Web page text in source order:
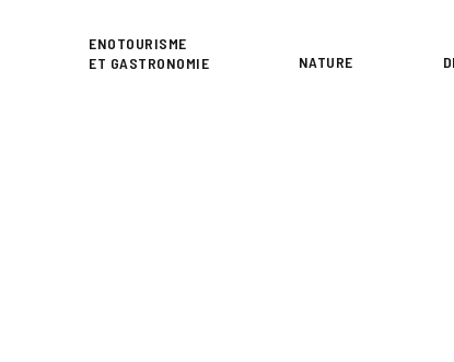
ENOTOURISME
ET GASTRONOMIE
NATURE